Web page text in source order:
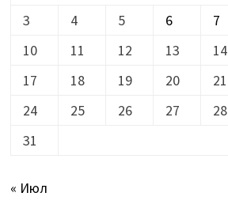
3
4 5 6 7
10
11 12 13 14
17
18 19 20 21
24
25 26 27 28
31
« Июл